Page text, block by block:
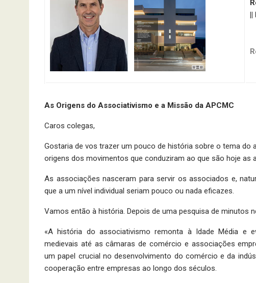
As Origens do Associativismo e a Missão da APCMC
Caros colegas,
Gostaria de vos trazer um pouco de história sobre o tema
origens dos movimentos que conduziram ao que são hoje
As associações nasceram para servir os associados e,
que a um nível individual seriam pouco ou nada eficazes.
Vamos então à história. Depois de uma pesquisa de minutos
«A história do associativismo remonta à Idade Média e
medievais até as câmaras de comércio e associações
um papel crucial no desenvolvimento do comércio e da
cooperação entre empresas ao longo dos séculos.